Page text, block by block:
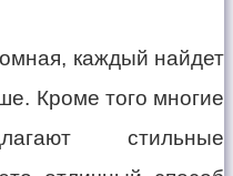
каждый найдет
Кроме того многие
стильные